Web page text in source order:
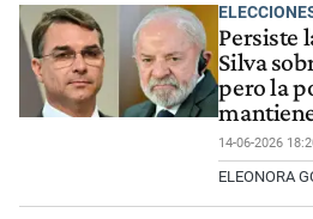
Persiste
Silva
pero la
14-06-2026
ELEONORA